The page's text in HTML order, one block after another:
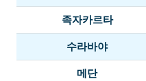
족자카르타
수라바야
메단